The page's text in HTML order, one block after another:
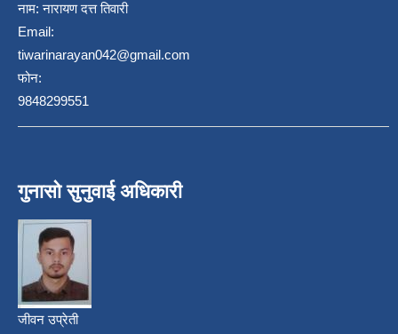
नाम:नारायण दत्त तिवारी
Email:
tiwarinarayan042@gmail.com
फोन:
9848299551
गुनासो सुनुवाई अधिकारी
जीवन उप्रेती